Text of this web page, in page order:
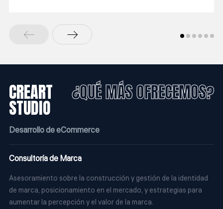
CREART
STUDIO
¿QUÉ MÁS OFRECEMOS?
Desarrollo de eCommerce
Consultoría de Marca
Asesoramiento sobre la construcción y gestión de la identidad
de marca, posicionamiento en el mercado, y estrategias para
aumentar la percepción y el valor de la marca.